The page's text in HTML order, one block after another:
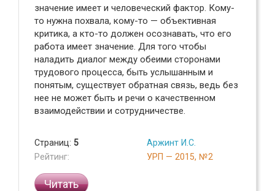
значение имеет и человеческий фактор. Кому-
то нужна похвала, кому-то — объективная
критика, а кто-то должен осознавать, что его
работа имеет значение. Для того чтобы
наладить диалог между обеими сторонами
трудового процесса, быть услышанным и
понятым, существует обратная связь, ведь без
нее не может быть и речи о качественном
взаимодействии и сотрудничестве.
Страниц: 5
Рейтинг:
Аржинт И.С.
УРП — 2015, №2
Читать